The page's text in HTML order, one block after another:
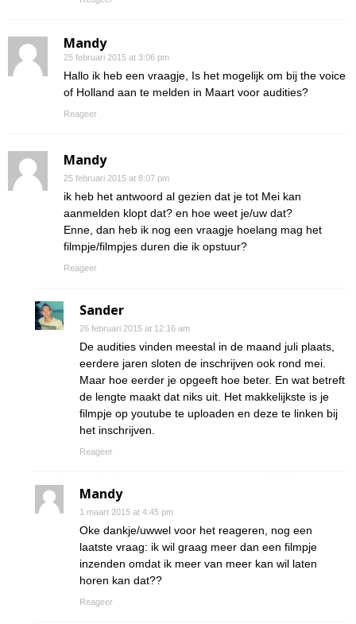
Mandy
25 februari 2015 at 3:06 pm
Hallo ik heb een vraagje, Is het mogelijk om bij the voice
of Holland aan te melden in Maart voor audities?
Reageer
Mandy
25 februari 2015 at 8:07 pm
ik heb het antwoord al gezien dat je tot Mei kan
aanmelden klopt dat? en hoe weet je/uw dat?
Enne, dan heb ik nog een vraagje hoelang mag het
filmpje/filmpjes duren die ik opstuur?
Reageer
Sander
26 februari 2015 at 12:16 am
De audities vinden meestal in de maand juli plaats,
eerdere jaren sloten de inschrijven ook rond mei.
Maar hoe eerder je opgeeft hoe beter. En wat betreft
de lengte maakt dat niks uit. Het makkelijkste is je
filmpje op youtube te uploaden en deze te linken bij
het inschrijven.
Reageer
Mandy
1 maart 2015 at 4:45 pm
Oke dankje/uwwel voor het reageren, nog een
laatste vraag: ik wil graag meer dan een filmpje
inzenden omdat ik meer van meer kan wil laten
horen kan dat??
Reageer